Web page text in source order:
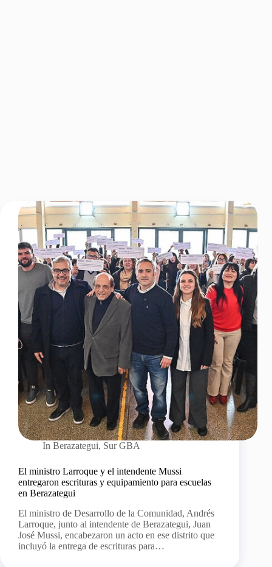
In Berazategui, Sur GBA
El ministro Larroque y el intendente Mussi
entregaron escrituras y equipamiento para escuelas
en Berazategui
El ministro de Desarrollo de la Comunidad, Andrés
Larroque, junto al intendente de Berazategui, Juan
José Mussi, encabezaron un acto en ese distrito que
incluyó la entrega de escrituras para…